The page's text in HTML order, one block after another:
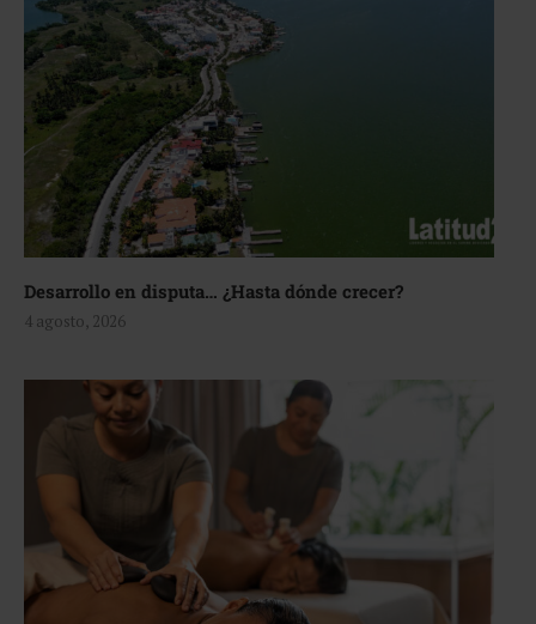
Desarrollo en disputa… ¿Hasta dónde crecer?
4 agosto, 2026